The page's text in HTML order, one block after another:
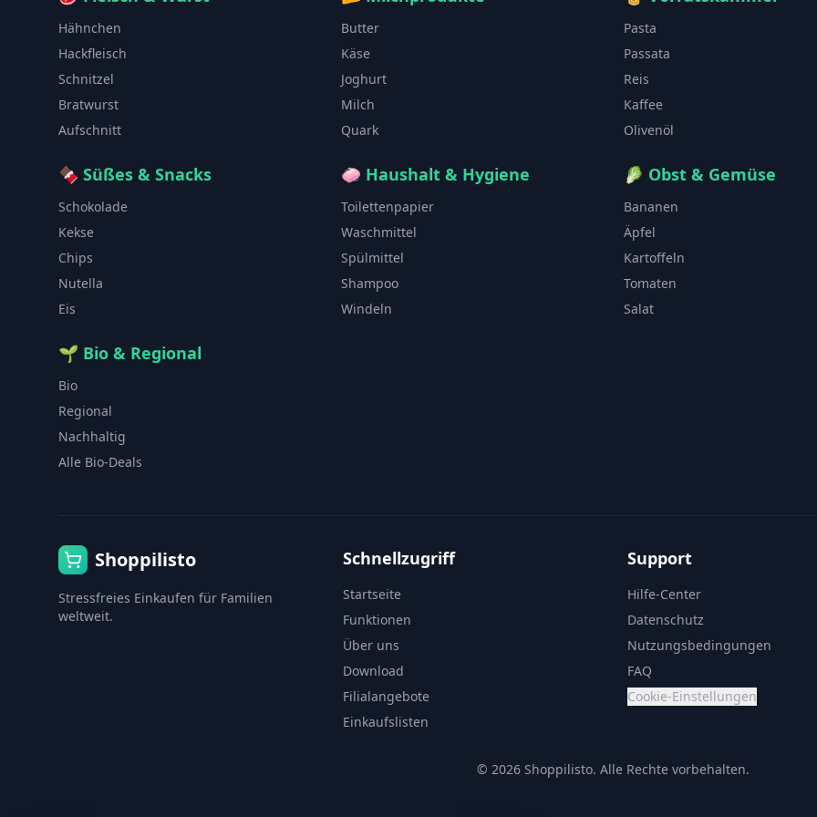
Hähnchen
Hackfleisch
Schnitzel
Bratwurst
Aufschnitt
Butter
Käse
Joghurt
Milch
Quark
Pasta
Passata
Reis
Kaffee
Olivenöl
🍫 Süßes & Snacks
Schokolade
Kekse
Chips
Nutella
Eis
🧼 Haushalt & Hygiene
Toilettenpapier
Waschmittel
Spülmittel
Shampoo
Windeln
🥬 Obst & Gemüse
Bananen
Äpfel
Kartoffeln
Tomaten
Salat
🌱 Bio & Regional
Bio
Regional
Nachhaltig
Alle Bio-Deals
Shoppilisto
Stressfreies Einkaufen für Familien
weltweit.
Schnellzugriff
Startseite
Funktionen
Über uns
Download
Filialangebote
Einkaufslisten
Support
Hilfe-Center
Datenschutz
Nutzungsbedingungen
FAQ
Cookie-Einstellungen
© 2026 Shoppilisto. Alle Rechte vorbehalten.